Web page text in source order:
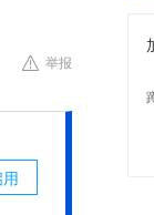
举报